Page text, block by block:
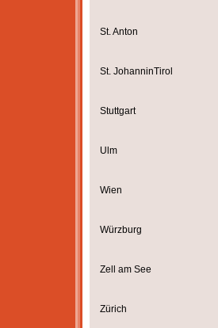
St. Anton
St. JohanninTirol
Stuttgart
Ulm
Wien
Würzburg
Zell am See
Zürich